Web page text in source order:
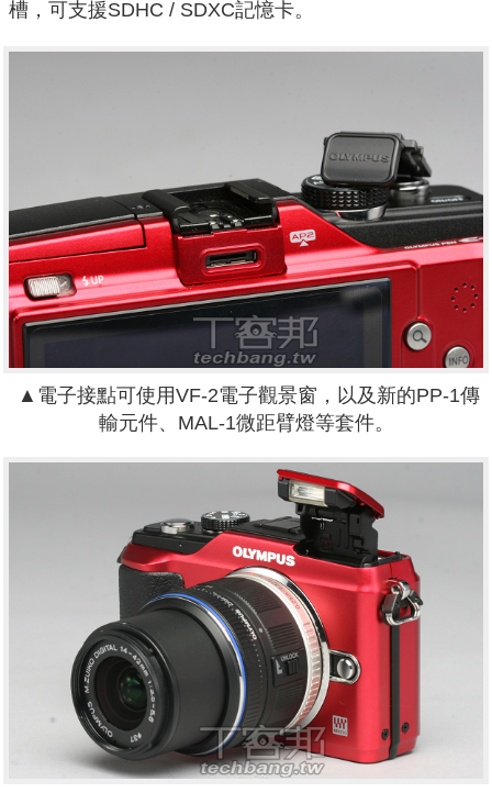
槽，可支援SDHC / SDXC記憶卡。
▲電子接點可使用VF-2電子觀景窗，以及新的PP-1傳
輸元件、MAL-1微距臂燈等套件。